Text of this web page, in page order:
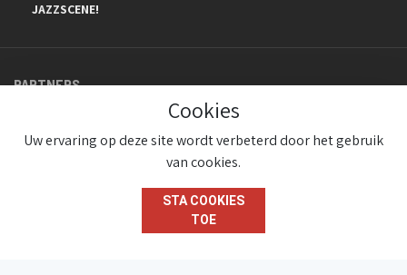
JAZZSCENE!
PARTNERS
© JazzInBelgium 2026 ( Version 1.1.2)
Cookies
Uw ervaring op deze site wordt verbeterd door het gebruik
van cookies.
STA COOKIES
TOE